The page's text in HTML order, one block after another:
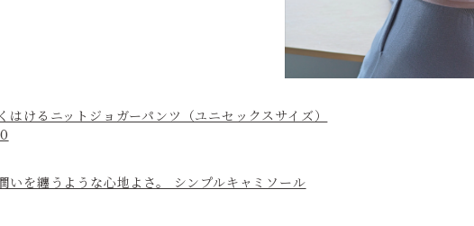
はけるニットジョガーパンツ（ユニセックスサイズ）
いを纏うような心地よさ。 シンプルキャミソール